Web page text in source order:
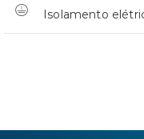
Isolamento